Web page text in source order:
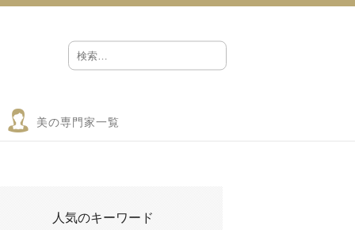
美の専門家一覧
人気のキーワード